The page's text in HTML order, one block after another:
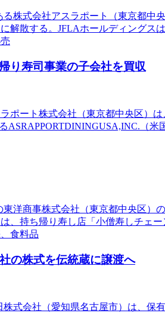
株式会社アスラポート（東京都
解散する。JFLAホールディングス
り寿司事業の子会社を買収
ポート株式会社（東京都中央区）
ASRAPPORTDININGUSA,INC.（
洋商事株式会社（東京都中央区
、持ち帰り寿し店「小僧寿しチェ
食料品
の株式を伝統蔵に譲渡へ
式会社（愛知県名古屋市）は、